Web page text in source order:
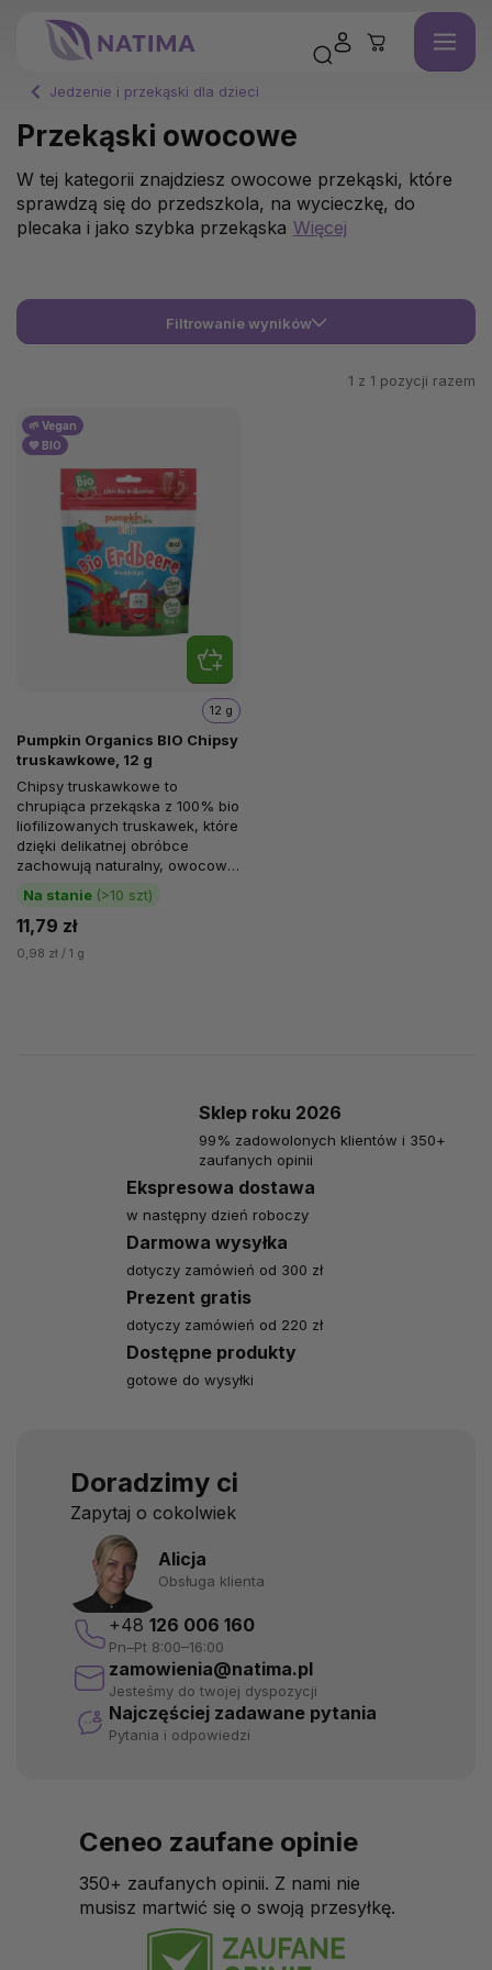
Jedzenie i przekąski dla dzieci
Przekąski owocowe
W tej kategorii znajdziesz owocowe przekąski, które
sprawdzą się do przedszkola, na wycieczkę, do
plecaka i jako szybka przekąska Więcej
Filtrowanie wyników
1 z 1 pozycji razem
🌱 Vegan
💚 BIO
Pumpkin Organics BIO Chipsy
truskawkowe, 12 g
Na stanie (>10 szt)
12 g
11,79 zł
0,98 zł / 1 g
Chipsy truskawkowe to
chrupiąca przekąska z 100% bio
liofilizowanych truskawek, które
dzięki delikatnej obróbce
zachowują naturalny, owocowy
smak. Świetnie sprawdzają się
jako...
Ekspresowa dostawa
w następny dzień roboczy
Darmowa wysyłka
dotyczy zamówień od 300 zł
Prezent gratis
dotyczy zamówień od 220 zł
Dostępne produkty
gotowe do wysyłki
Sklep roku 2026
99% zadowolonych klientów i 350+
zaufanych opinii
Doradzimy ci
Zapytaj o cokolwiek
Alicja
Obsługa klienta
+48 126 006 160
Pn–Pt 8:00–16:00
zamowienia@natima.pl
Jesteśmy do twojej dyspozycji
Najczęściej zadawane pytania
Pytania i odpowiedzi
Ceneo zaufane opinie
350+ zaufanych opinii. Z nami nie
musisz martwić się o swoją przesyłkę.